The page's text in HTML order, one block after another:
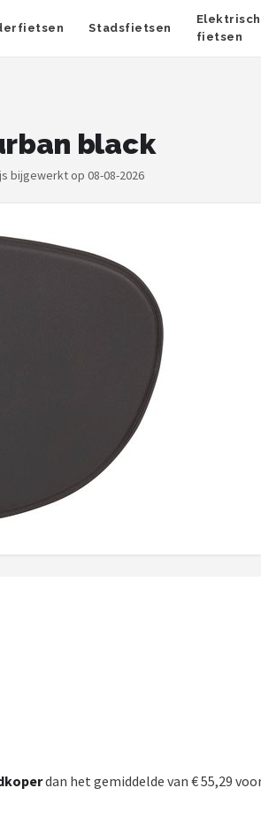
Stadsfietsen
fietsen
black
bijgewerkt op 08-08-2026
dan het gemiddelde van € 55,29